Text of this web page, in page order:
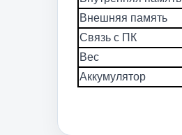
Внешняя память
Связь с ПК
Вес
Аккумулятор